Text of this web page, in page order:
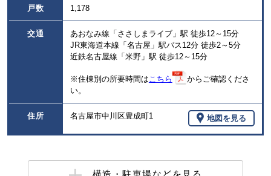
戸数 1,178
交通
あおなみ線「ささしまライブ」駅 徒歩12～15分
JR東海道本線「名古屋」駅バス12分 徒歩2～5分
近鉄名古屋線「米野」駅 徒歩12～15分
※住棟別の所要時間は こちら
からご確認くださ
い。
住所 名古屋市中川区豊成町1 地図を見る